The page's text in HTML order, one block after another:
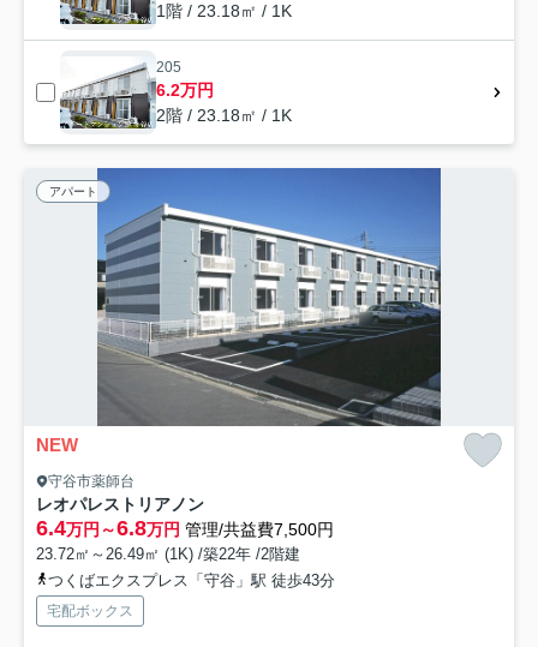
1階 / 23.18㎡ / 1K
205
6.2万円
2階 / 23.18㎡ / 1K
アパート
NEW
守谷市薬師台
レオパレストリアノン
6.4万円～6.8万円 管理/共益費7,500円
23.72㎡～26.49㎡ (1K) /築22年 /2階建
つくばエクスプレス「守谷」駅 徒歩43分
宅配ボックス